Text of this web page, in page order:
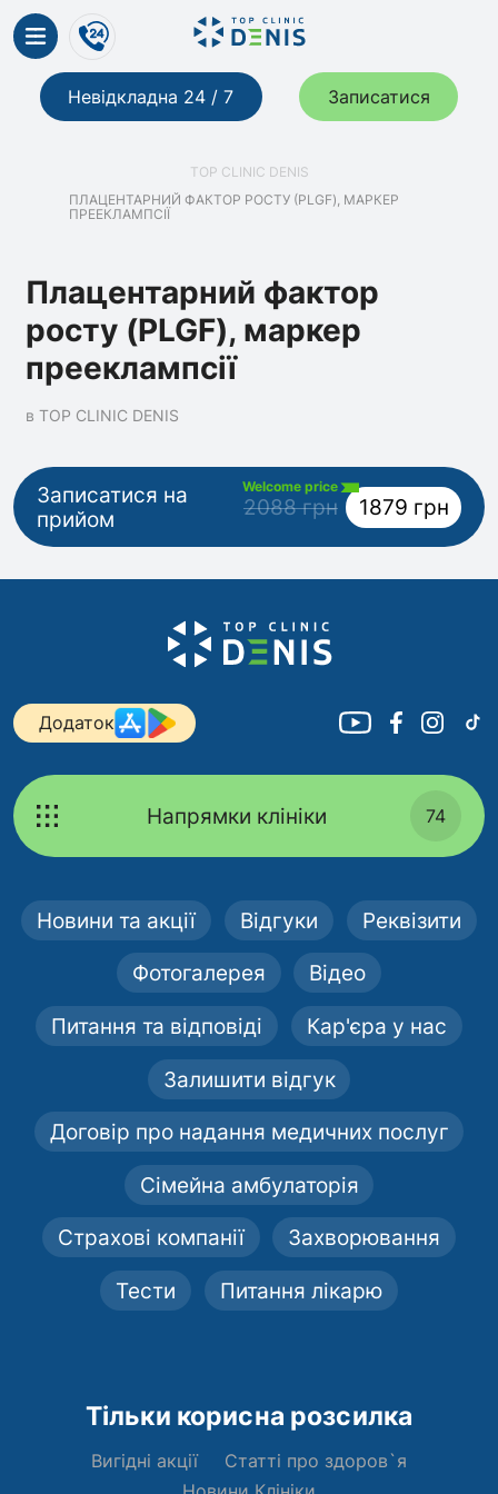
Невідкладна 24 / 7 Записатися
TOP CLINIC DENIS
ПЛАЦЕНТАРНИЙ ФАКТОР РОСТУ (PLGF), МАРКЕР
ПРЕЕКЛАМПСІЇ
Плацентарний фактор
росту (PLGF), маркер
прееклампсії
в TOP CLINIC DENIS
Записатися на
прийом
Welcome price
2088 грн 1879 грн
Додаток
Напрямки клініки 74
Новини та акції Відгуки Реквізити
Фотогалерея Відео
Питання та відповіді Кар'єра у нас
Залишити відгук
Договір про надання медичних послуг
Сімейна амбулаторія
Страхові компанії Захворювання
Тести Питання лікарю
Тільки корисна розсилка
Вигідні акції
Статті про здоров`я